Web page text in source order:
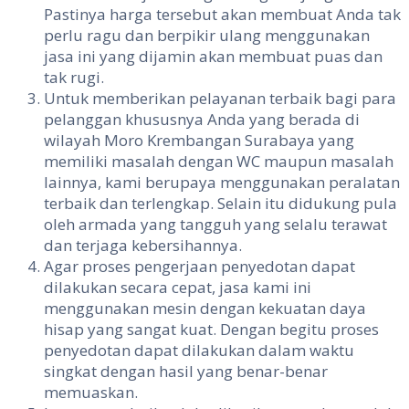
Pastinya harga tersebut akan membuat Anda tak
perlu ragu dan berpikir ulang menggunakan
jasa ini yang dijamin akan membuat puas dan
tak rugi.
Untuk memberikan pelayanan terbaik bagi para
pelanggan khususnya Anda yang berada di
wilayah Moro Krembangan Surabaya yang
memiliki masalah dengan WC maupun masalah
lainnya, kami berupaya menggunakan peralatan
terbaik dan terlengkap. Selain itu didukung pula
oleh armada yang tangguh yang selalu terawat
dan terjaga kebersihannya.
Agar proses pengerjaan penyedotan dapat
dilakukan secara cepat, jasa kami ini
menggunakan mesin dengan kekuatan daya
hisap yang sangat kuat. Dengan begitu proses
penyedotan dapat dilakukan dalam waktu
singkat dengan hasil yang benar-benar
memuaskan.